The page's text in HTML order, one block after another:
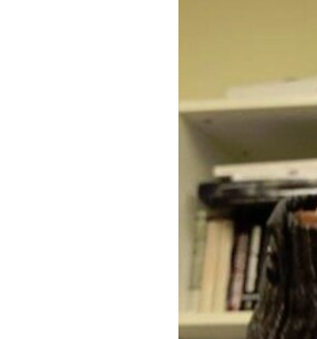
УКРАИНСКАЯ ПРОБЛЕМА КРЫМА